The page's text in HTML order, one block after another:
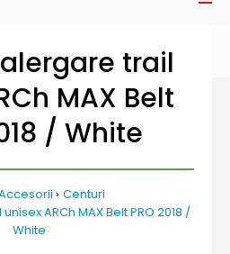
trail
MAX Belt
/ White
Centuri
ARCh MAX Belt PRO 2018 /
White